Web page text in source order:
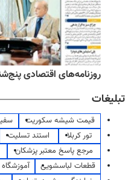
روزنامه‌های اقتصادی پنج‌شنبه ۱۵ مرداد
تبلیغات
قیمت شیشه سکوریت
تور کربلا
استند تسلیت
مرجع پاسخ معتبر پزشکان
قطعات لباسشویی